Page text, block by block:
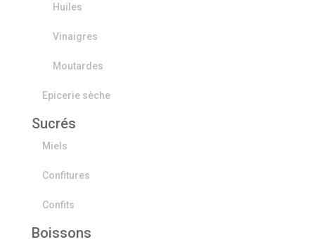
Huiles
Vinaigres
Moutardes
Epicerie sèche
Sucrés
Miels
Confitures
Confits
Boissons